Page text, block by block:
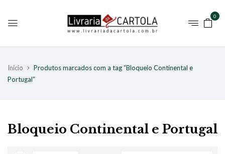
0
Início
Produtos marcados com a tag “Bloqueio Continental e
Portugal”
Bloqueio Continental e Portugal